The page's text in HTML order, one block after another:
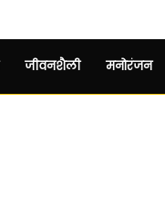
जीवनशैली मनोरंजन